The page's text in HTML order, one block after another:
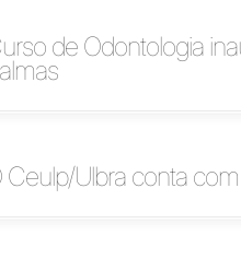
de Odontologia
Ceulp/Ulbra conta